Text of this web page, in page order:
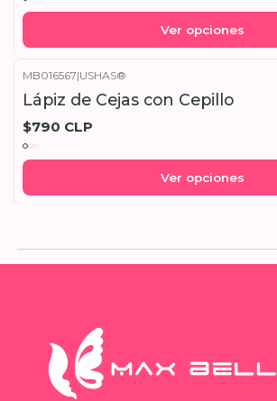
Ver opciones
MB016567|USHAS®
Lápiz de Cejas con Cepillo
$790 CLP
Ver opciones